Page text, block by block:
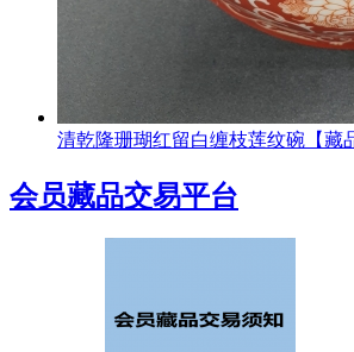
清乾隆珊瑚红留白缠枝莲纹碗【藏
会员藏品交易平台